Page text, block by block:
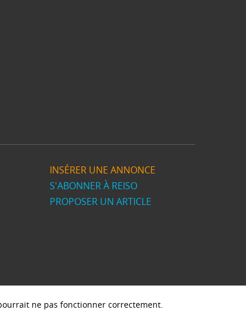
INSÉRER UNE ANNONCE
S'ABONNER À REISO
PROPOSER UN ARTICLE
ne pas fonctionner correctement.